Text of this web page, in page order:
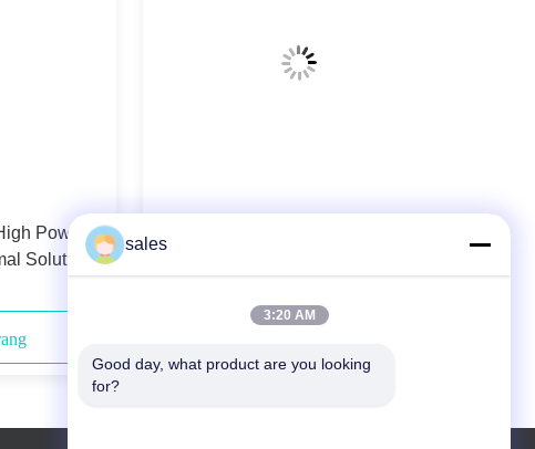
Power
Solution
sales
3:20 AM
Good day, what product are you looking
for?